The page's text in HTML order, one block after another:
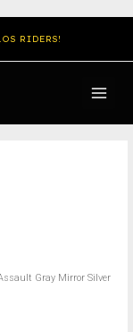
RIDERS!
MENU
Gray Mirror Silver